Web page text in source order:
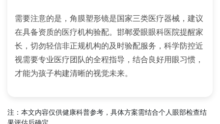
需要注意的是，角膜塑形镜是国家三类医疗器械，建议
在具备资质的医疗机构验配。邯郸爱眼眼科医院提醒家
长，切勿轻信非正规机构的及时验配服务，科学防控近
视需要专业医疗团队的全程指导，结合良好用眼习惯，
才能为孩子构建清晰的视觉未来。
注：本文内容仅供健康科普参考，具体方案需结合个人眼部检查结
果评估后确定。